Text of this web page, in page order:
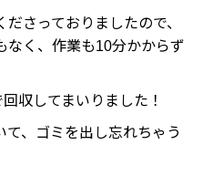
さっておりましたので、
なく、作業も10分かからず
収してまいりました！
、ゴミを出し忘れちゃう